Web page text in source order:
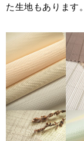
た生地もあります。